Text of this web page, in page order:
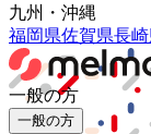
九州・沖縄
福岡県佐賀県長
一般の方
一般の方